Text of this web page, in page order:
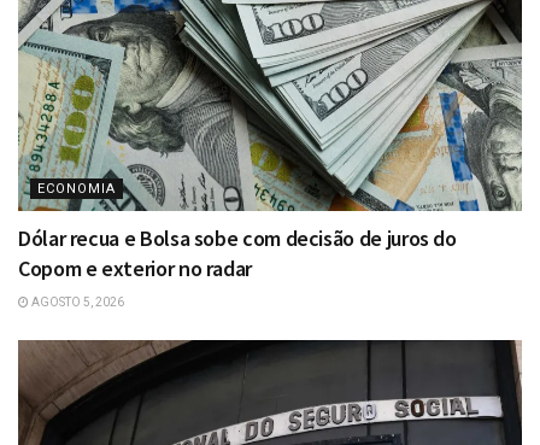
ECONOMIA
Dólar recua e Bolsa sobe com decisão de juros do
Copom e exterior no radar
AGOSTO 5, 2026